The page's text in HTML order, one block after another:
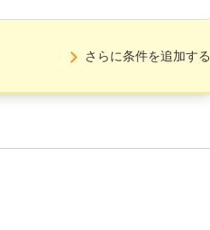
さらに条件を追加する